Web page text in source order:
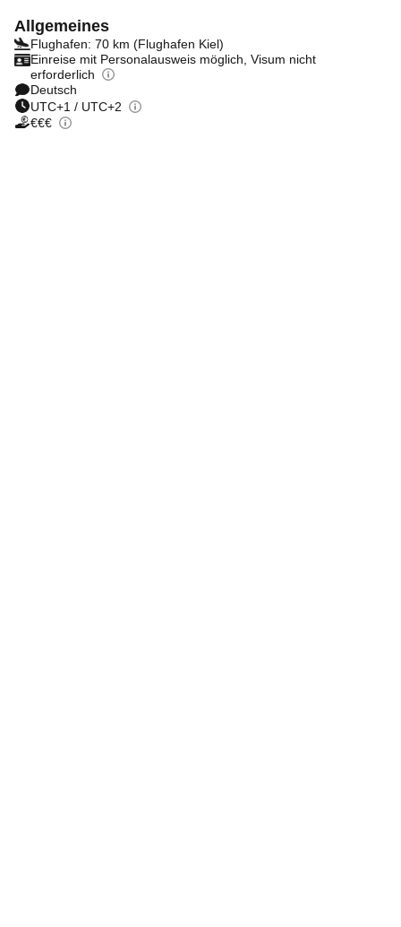
Allgemeines
Flughafen: 70 km (Flughafen Kiel)
Einreise mit Personalausweis möglich, Visum nicht
erforderlich
Deutsch
UTC+1 / UTC+2
€€€